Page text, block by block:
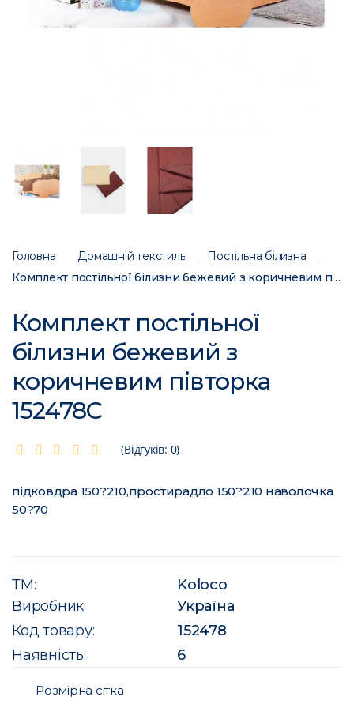
Головна Домашній текстиль
Постільна білизна
Комплект постільної білизни бежевий з коричневим півторка 152478C
Комплект постільної
білизни бежевий з
коричневим півторка
152478C
(Відгуків: 0)
підковдра 150?210,простирадло 150?210 наволочка
50?70
ТМ:
Koloco
Виробник
Україна
Код товару:
152478
Наявність:
6
Розмірна сітка